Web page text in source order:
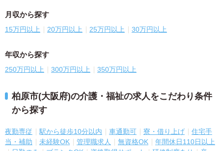
月収から探す
15万円以上 20万円以上 25万円以上 30万円以上
年収から探す
250万円以上 300万円以上 350万円以上
柏原市(大阪府)の介護・福祉の求人をこだわり条件
から探す
夜勤専従 駅から徒歩10分以内 車通勤可 寮・借り上げ
住宅手
当・補助
未経験OK 管理職求人 無資格OK
年間休日110日以上